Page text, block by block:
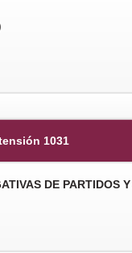
1031
DE PARTIDOS